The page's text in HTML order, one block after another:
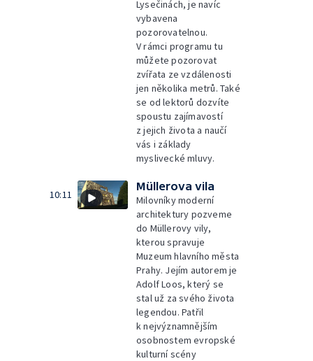
Lysečinách, je navíc
vybavena
pozorovatelnou.
V rámci programu tu
můžete pozorovat
zvířata ze vzdálenosti
jen několika metrů. Také
se od lektorů dozvíte
spoustu zajímavostí
z jejich života a naučí
vás i základy
myslivecké mluvy.
10:11
Müllerova vila
Milovníky moderní
architektury pozveme
do Müllerovy vily,
kterou spravuje
Muzeum hlavního města
Prahy. Jejím autorem je
Adolf Loos, který se
stal už za svého života
legendou. Patřil
k nejvýznamnějším
osobnostem evropské
kulturní scény